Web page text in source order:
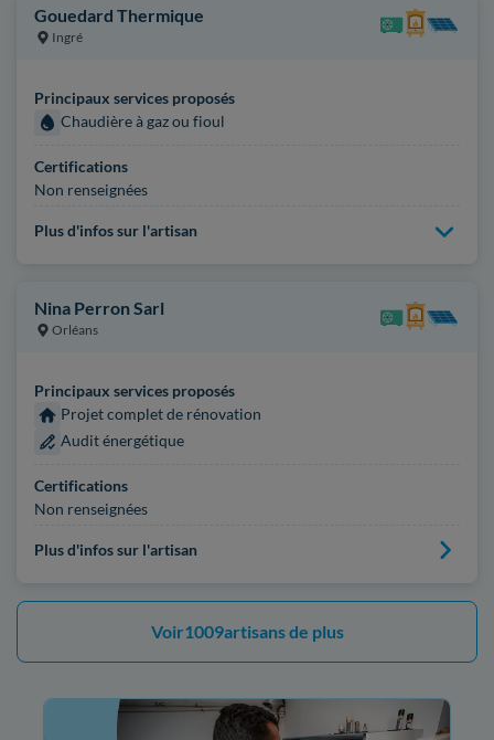
Gouedard Thermique
Ingré
Principaux services proposés
Chaudière à gaz ou fioul
Certifications
Non renseignées
Plus d'infos sur l'artisan
Nina Perron Sarl
Orléans
Principaux services proposés
Projet complet de rénovation
Audit énergétique
Certifications
Non renseignées
Plus d'infos sur l'artisan
Voir1009artisans de plus